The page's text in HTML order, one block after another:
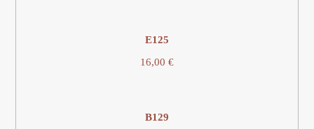
Ε125
16,00 €
B129